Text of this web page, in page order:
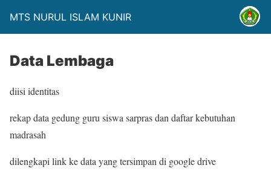
MTS NURUL ISLAM KUNIR
Data Lembaga
diisi identitas
rekap data gedung guru siswa sarpras dan daftar kebutuhan
madrasah
dilengkapi link ke data yang tersimpan di google drive